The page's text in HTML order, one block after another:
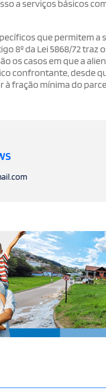
a serviços básicos
que permitem a
8º da Lei 5868/72 traz
os casos em que a
confrontante, desde
à fração mínima do